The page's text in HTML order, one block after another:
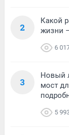
2
Какой
жизни
6
3
Новый
мост
5